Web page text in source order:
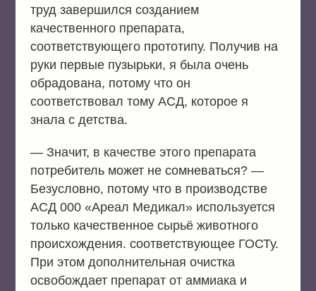
труд завершился созданием
качественного препарата,
соответствующего прототипу. Получив на
руки первые пузырьки, я была очень
обрадована, потому что он
соответствовал тому АСД, которое я
знала с детства.
— Значит, в качестве этого препарата
потребитель может не сомневаться? —
Безусловно, потому что в производстве
АСД 000 «Ареал Медикал» используется
только качественное сырьё животного
происхождения. соответствующее ГОСТу.
При этом дополнительная очистка
освобождает препарат от аммиака и